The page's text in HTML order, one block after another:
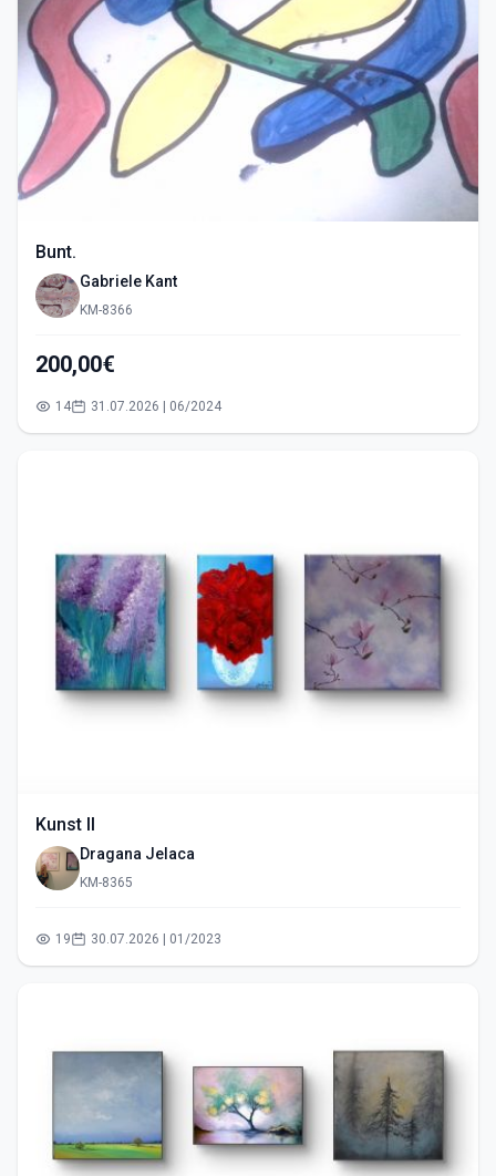
Bunt.
Gabriele Kant
KM-8366
200,00€
14 31.07.2026 | 06/2024
Kunst II
Dragana Jelaca
KM-8365
19 30.07.2026 | 01/2023